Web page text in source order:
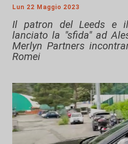
Lun 22 Maggio 2023
Il patron del Leeds e
lanciato la "sfida" ad
Merlyn Partners
Romei